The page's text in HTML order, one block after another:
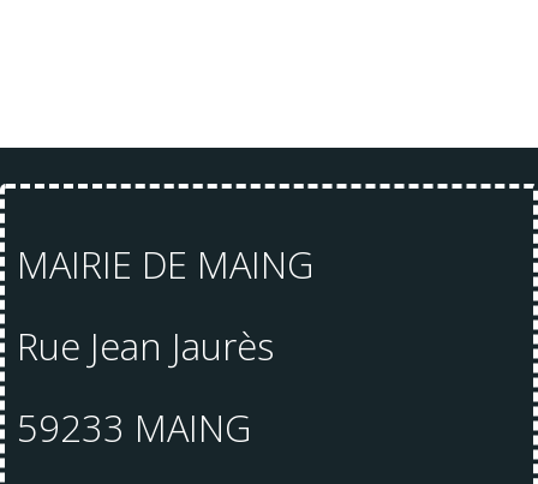
MAIRIE DE MAING
Rue Jean Jaurès
59233 MAING